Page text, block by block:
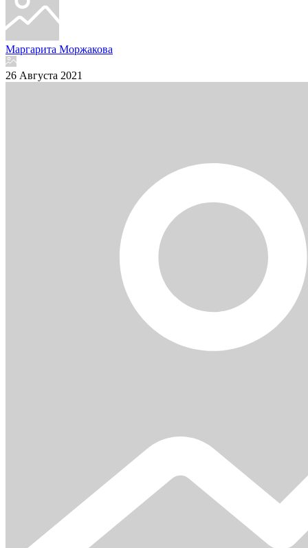
Маргарита Моржакова
26 Августа 2021